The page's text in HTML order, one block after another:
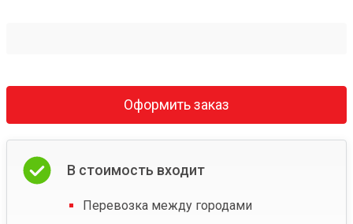
Оформить заказ
В стоимость входит
Перевозка между городами